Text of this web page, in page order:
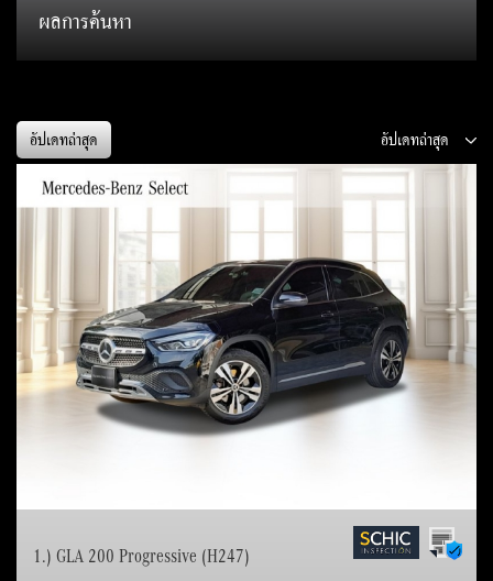
ผลการค้นหา
อัปเดทล่าสุด
1.) GLA 200 Progressive (H247)